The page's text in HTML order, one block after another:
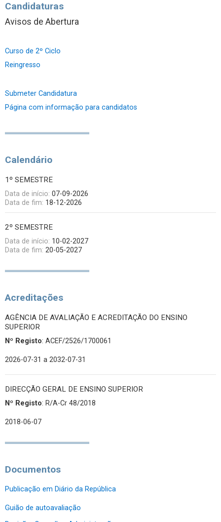
Candidaturas
Avisos de Abertura
Curso de 2º Ciclo
Reingresso
Submeter Candidatura
Página com informação para candidatos
Calendário
1º SEMESTRE
Data de início: 07-09-2026
Data de fim: 18-12-2026
2º SEMESTRE
Data de início: 10-02-2027
Data de fim: 20-05-2027
Acreditações
AGÊNCIA DE AVALIAÇÃO E ACREDITAÇÃO DO ENSINO
SUPERIOR
Nº Registo: ACEF/2526/1700061
2026-07-31 a 2032-07-31
DIRECÇÃO GERAL DE ENSINO SUPERIOR
Nº Registo: R/A-Cr 48/2018
2018-06-07
Documentos
Publicação em Diário da República
Guião de autoavaliação